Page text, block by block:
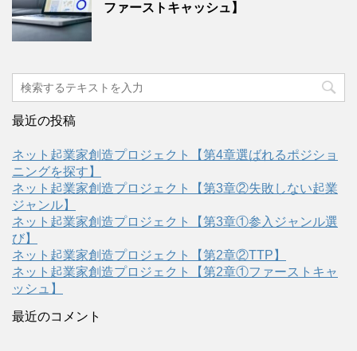
ファーストキャッシュ】
最近の投稿
ネット起業家創造プロジェクト【第4章選ばれるポジショ
ニングを探す】
ネット起業家創造プロジェクト【第3章②失敗しない起業
ジャンル】
ネット起業家創造プロジェクト【第3章①参入ジャンル選
び】
ネット起業家創造プロジェクト【第2章②TTP】
ネット起業家創造プロジェクト【第2章①ファーストキャ
ッシュ】
最近のコメント